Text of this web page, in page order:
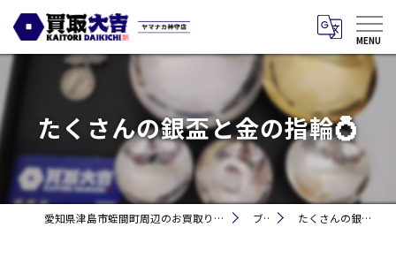
たくさんの銀盃と金の指輪💍
愛知県津島市蛭間町周辺のお買取りなら買取大吉 ヤマナカ神守店 ブログ たくさんの銀盃と金の指輪💍